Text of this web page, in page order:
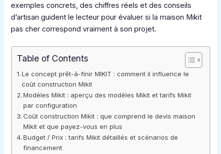
exemples concrets, des chiffres réels et des conseils
d’artisan guident le lecteur pour évaluer si la maison Mikit
pas cher correspond vraiment à son projet.
Table of Contents
Le concept prêt-à-finir MIKIT : comment il influence le
coût construction Mikit
Modèles Mikit : aperçu des modèles Mikit et tarifs Mikit
par configuration
Coût construction Mikit : que comprend le devis maison
Mikit et que payez-vous en plus
Budget / Prix : tarifs Mikit détaillés et scénarios de
financement